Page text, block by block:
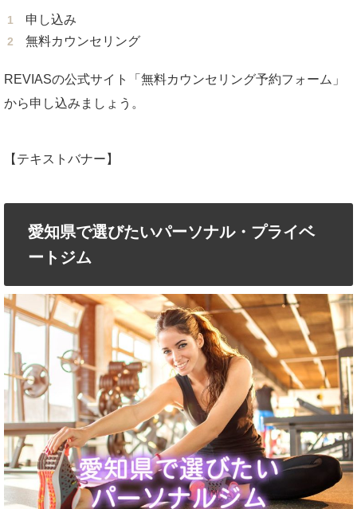
申し込み
無料カウンセリング
REVIASの公式サイト「無料カウンセリング予約フォーム」
から申し込みましょう。
【テキストバナー】
愛知県で選びたいパーソナル・プライベ
ートジム